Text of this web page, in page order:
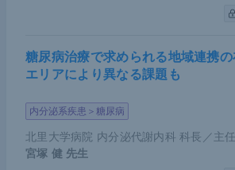
糖尿病治療で求められる地域連携
エリアにより異なる課題も
内分泌系疾患＞糖尿病
北里大学病院 内分泌代謝内科 科長／主
宮塚 健 先生